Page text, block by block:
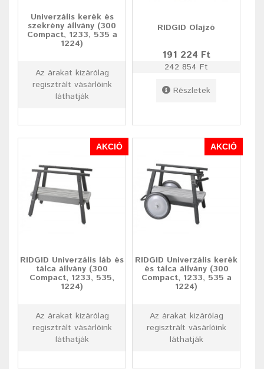
Univerzális kerék és
szekrény állvány (300
Compact, 1233, 535 a
1224)
Az árakat kizárólag
regisztrált vásárlóink
láthatják
RIDGID Olajzó
191 224 Ft
242 854 Ft
Részletek
AKCIÓ
RIDGID Univerzális láb és
tálca állvány (300
Compact, 1233, 535,
1224)
Az árakat kizárólag
regisztrált vásárlóink
láthatják
AKCIÓ
RIDGID Univerzális kerék
és tálca állvány (300
Compact, 1233, 535 a
1224)
Az árakat kizárólag
regisztrált vásárlóink
láthatják